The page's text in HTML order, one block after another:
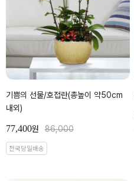
기쁨의 선물/호접란(총높이 약50cm
내외)
77,400원 86,000
전국당일배송